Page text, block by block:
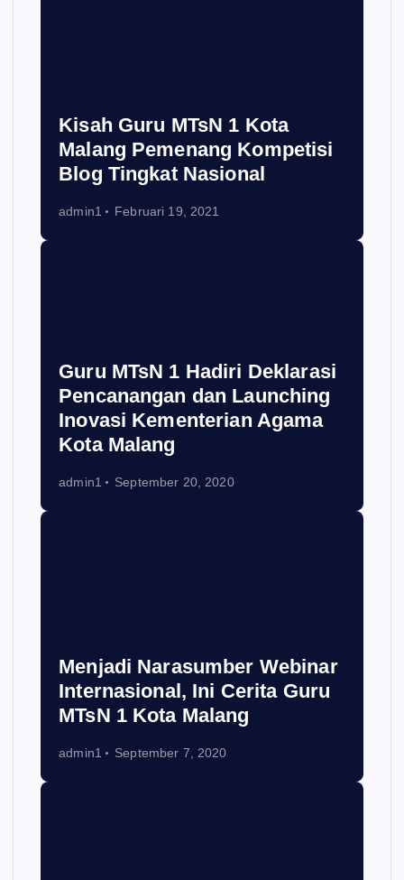
Kisah Guru MTsN 1 Kota
Malang Pemenang Kompetisi
Blog Tingkat Nasional
admin1 Februari 19, 2021
Guru MTsN 1 Hadiri Deklarasi
Pencanangan dan Launching
Inovasi Kementerian Agama
Kota Malang
admin1 September 20, 2020
Menjadi Narasumber Webinar
Internasional, Ini Cerita Guru
MTsN 1 Kota Malang
admin1 September 7, 2020